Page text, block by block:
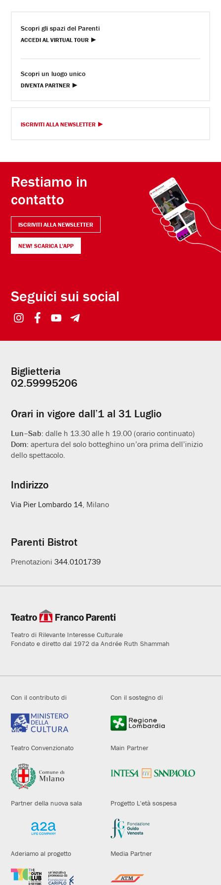
Scopri gli spazi del Parenti
ACCEDI AL VIRTUAL TOUR
Scopri un luogo unico
DIVENTA PARTNER
ISCRIVITI ALLA NEWSLETTER
Restiamo in
contatto
ISCRIVITI ALLA NEWSLETTER
NEW! SCARICA L'APP
Seguici sui social
Informazioni
utili
Biglietteria
02.59995206
Orari in vigore dall’1 al 31 Luglio
Lun–Sab:dalle h 13.30 alle h 19.00 (orario continuato)
Dom:apertura del solo botteghino un’ora prima dell’inizio
dello spettacolo.
Indirizzo
Via Pier Lombardo 14, Milano
Parenti Bistrot
Prenotazioni344.0101739
Teatro di Rilevante Interesse Culturale
Fondato e diretto dal 1972 da Andrée Ruth Shammah
Con il contributo di Con il sostegno di
Teatro Convenzionato Main Partner
Partner della nuova sala Progetto L'età sospesa
Aderiamo al progetto Media Partner